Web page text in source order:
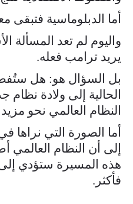
أما الدبلوماسية فتبقى
واليوم لم تعد المسألة
يريد ترامب فعله.
بل السؤال هو: هل
الحالية إلى ولادة نظام
النظام العالمي نحو
أما الصورة التي نراها
إلى أن النظام
هذه المسيرة ستؤدي إلى
فأكثر.